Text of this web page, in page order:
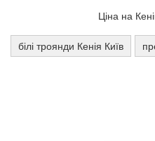
Ціна на
білі троянди Кенія Київ